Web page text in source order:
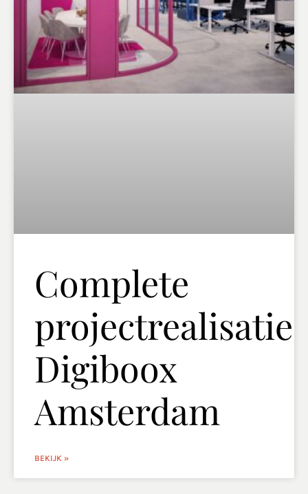
Complete
projectrealisatie
Digiboox
Amsterdam
BEKIJK »